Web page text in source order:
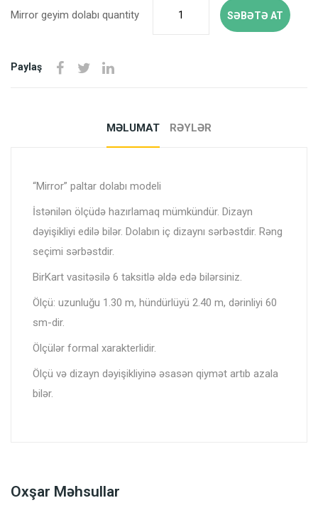
Mirror geyim dolabı quantity SƏBƏTƏ AT
Paylaş
MƏLUMAT RƏYLƏR
“Mirror” paltar dolabı modeli
İstənilən ölçüdə hazırlamaq mümkündür. Dizayn
dəyişikliyi edilə bilər. Dolabın iç dizaynı sərbəstdir. Rəng
seçimi sərbəstdir.
BirKart vasitəsilə 6 taksitlə əldə edə bilərsiniz.
Ölçü: uzunluğu 1.30 m, hündürlüyü 2.40 m, dərinliyi 60
sm-dir.
Ölçülər formal xarakterlidir.
Ölçü və dizayn dəyişikliyinə əsasən qiymət artıb azala
bilər.
Oxşar Məhsullar